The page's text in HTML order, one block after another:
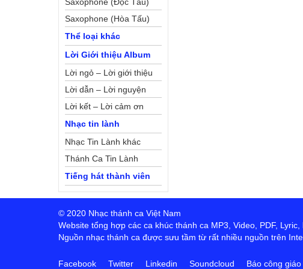
Saxophone (Hòa Tấu)
Thể loại khác
Lời Giới thiệu Album
Lời ngỏ – Lời giới thiệu
Lời dẫn – Lời nguyện
Lời kết – Lời cảm ơn
Nhạc tin lành
Nhạc Tin Lành khác
Thánh Ca Tin Lành
Tiếng hát thành viên
© 2020 Nhạc thánh ca Việt Nam
Website tổng hợp các ca khúc thánh ca MP3, Video, PDF,
Nguồn nhạc thánh ca được sưu tầm từ rất nhiều nguồn trên
Facebook Twitter Linkedin Soundcloud Báo công giáo